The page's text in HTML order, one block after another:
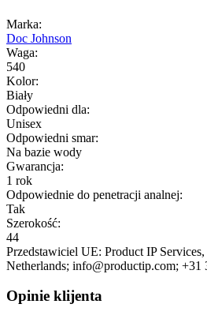
Marka:
Doc Johnson
Waga:
540
Kolor:
Biały
Odpowiedni dla:
Unisex
Odpowiedni smar:
Na bazie wody
Gwarancja:
1 rok
Odpowiednie do penetracji analnej:
Tak
Szerokość:
44
Przedstawiciel UE: Product IP Services
Netherlands; info@productip.com; +31
Opinie klijenta